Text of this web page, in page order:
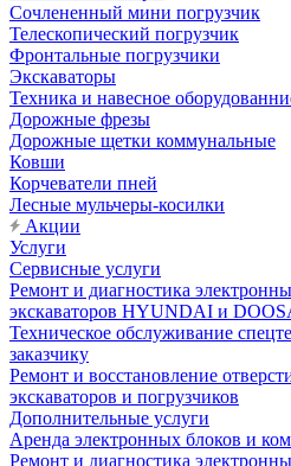
Сочлененный мини погрузчик
Телескопический погрузчик
Фронтальные погрузчики
Экскаваторы
Техника и навесное
Дорожные фрезы
Дорожные щетки коммунальные
Ковши
Корчеватели пней
Лесные мульчеры-косилки
Акции
Услуги
Сервисные услуги
Ремонт и диагностика
экскаваторов HYUNDAI и
Техническое обслуживание
заказчику
Ремонт и восстановление
экскаваторов и погрузчиков
Дополнительные услуги
Аренда электронных блоков и
Ремонт и диагностика